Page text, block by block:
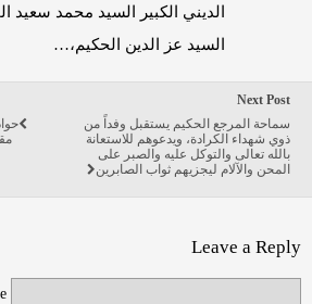
الديني الكبير السيد محمد
السيد عز الدين الحكيم،…
Next Post
سماحة المرجع الحكيم يستقبل وفداً من
ذوي شهداء الكرادة، ويدعوهم للاستعانة
بالله تعالى والتوكل عليه والصبر على
المحن والآلام ليجزيهم ثواب الصابرين
Leave a Reply